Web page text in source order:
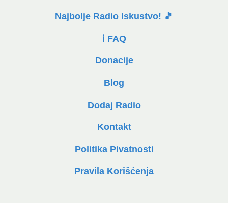
Najbolje Radio Iskustvo! 🎵
ℹ️ FAQ
Donacije
Blog
Dodaj Radio
Kontakt
Politika Pivatnosti
Pravila Korišćenja